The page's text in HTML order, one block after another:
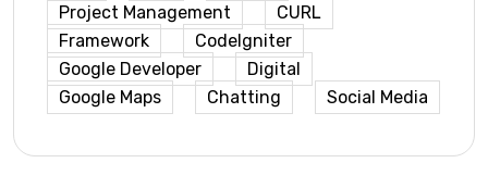
Project Management
CURL
Framework
CodeIgniter
Google Developer
Digital
Google Maps
Chatting Social Media